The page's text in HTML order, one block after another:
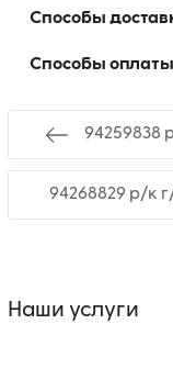
Способы
Способы оплаты
94259838
94268829 р/к
Наши услуги